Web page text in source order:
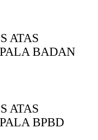
ATAS
BADAN
ATAS
BPBD